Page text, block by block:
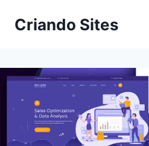
Criando Sites